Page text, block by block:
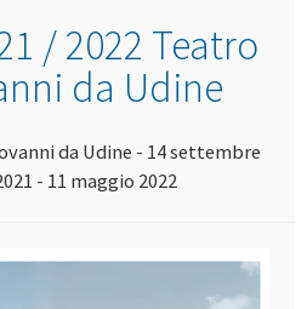
/ 2022 Teatro
da Udine
da Udine - 14 settembre
- 11 maggio 2022